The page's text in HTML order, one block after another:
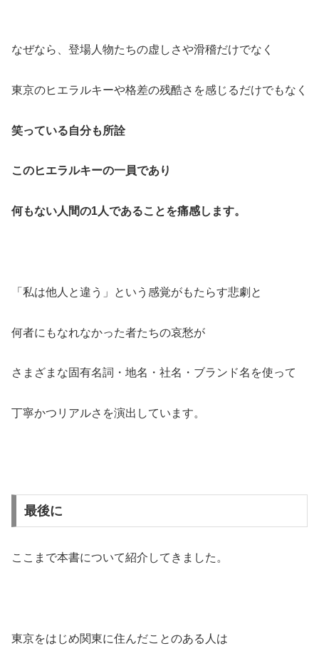
なぜなら、登場人物たちの虚しさや滑稽だけでなく
東京のヒエラルキーや格差の残酷さを感じるだけでもなく
笑っている自分も所詮
このヒエラルキーの一員であり
何もない人間の1人であることを痛感します。
「私は他人と違う」という感覚がもたらす悲劇と
何者にもなれなかった者たちの哀愁が
さまざまな固有名詞・地名・社名・ブランド名を使って
丁寧かつリアルさを演出しています。
最後に
ここまで本書について紹介してきました。
東京をはじめ関東に住んだことのある人は